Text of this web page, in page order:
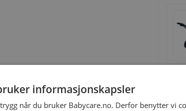
Relaterte produkter
informasjonskapsler
når du bruker Babycare.no. Derfor benytter vi